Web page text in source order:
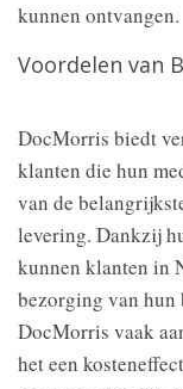
kunnen ontvangen.
Voordelen van
DocMorris biedt
klanten die hun
van de
levering. Dankzij
kunnen klanten in
bezorging van hun
DocMorris vaak
het een